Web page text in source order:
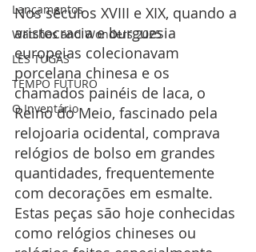
Lançamentos
Watches and Wonders 2025
LES TUGAS
TEMPO FUTURO
O Inventário
Nos séculos XVIII e XIX, quando a
aristocracia e burguesia
europeias colecionavam
porcelana chinesa e os
chamados painéis de laca, o
Reino do Meio, fascinado pela
relojoaria ocidental, comprava
relógios de bolso em grandes
quantidades, frequentemente
com decorações em esmalte.
Estas peças são hoje conhecidas
como relógios chineses ou